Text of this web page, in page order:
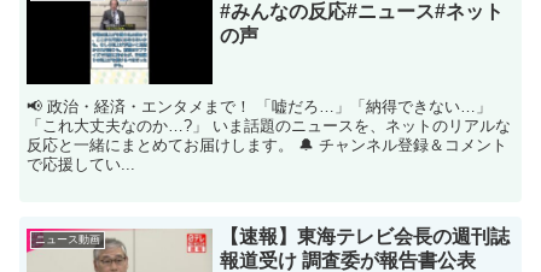
#みんなの反応#ニュース#ネット
の声
📢 政治・経済・エンタメまで！ 「嘘だろ…」「納得できない…」
「これ大丈夫なのか…?」 いま話題のニュースを、ネットのリアルな
反応と一緒にまとめてお届けします。 🔔 チャンネル登録＆コメント
で応援してい...
ニュース動画
【速報】東海テレビ会長の週刊誌
報道受け 調査委が報告書公表